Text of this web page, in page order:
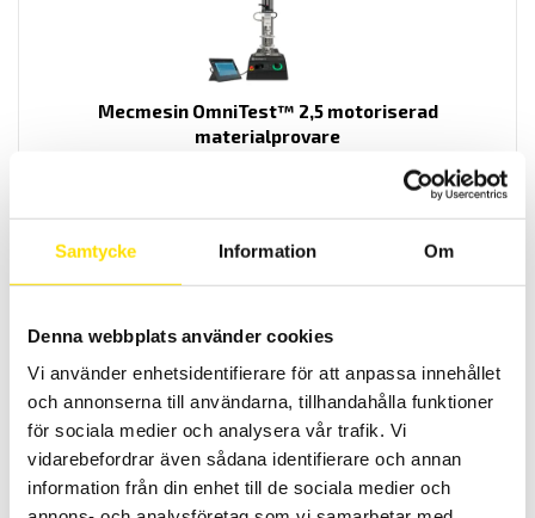
Samtycke Information Om
Denna webbplats använder cookies
Vi använder enhetsidentifierare för att anpassa innehållet
och annonserna till användarna, tillhandahålla funktioner
för sociala medier och analysera vår trafik. Vi
vidarebefordrar även sådana identifierare och annan
information från din enhet till de sociala medier och
Mecmesin OmniTest™ 2,5 motoriserad
materialprovare
PC styrd provställ/dragprovare för material och produktprovning
från Mecmesin med kapaciteter från 2,5 N upp till 2500 N
Mecmesin OmniTest™ 5,0 motoriserad